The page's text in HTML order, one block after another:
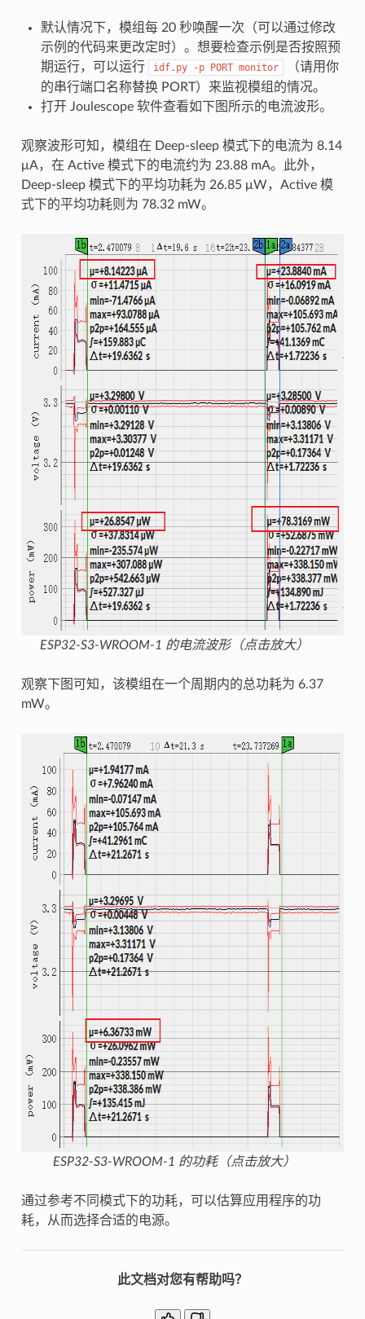
默认情况下，模组每 20 秒唤醒一次（可以通过修改
示例的代码来更改定时）。想要检查示例是否按照预
期运行，可以运行
idf.py -p PORT monitor
（请用你
的串行端口名称替换 PORT）来监视模组的情况。
打开 Joulescope 软件查看如下图所示的电流波形。
观察波形可知，模组在 Deep-sleep 模式下的电流为 8.14
μA，在 Active 模式下的电流约为 23.88 mA。此外，
Deep-sleep 模式下的平均功耗为 26.85 μW，Active 模
式下的平均功耗则为 78.32 mW。
ESP32-S3-WROOM-1 的电流波形（点击放大）
观察下图可知，该模组在一个周期内的总功耗为 6.37
mW。
ESP32-S3-WROOM-1 的功耗（点击放大）
通过参考不同模式下的功耗，可以估算应用程序的功
耗，从而选择合适的电源。
此文档对您有帮助吗？